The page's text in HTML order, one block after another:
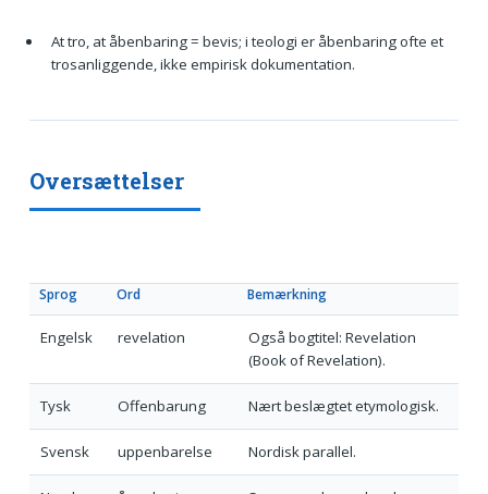
At tro, at åbenbaring = bevis; i teologi er åbenbaring ofte et
trosanliggende, ikke empirisk dokumentation.
Oversættelser
Sprog Ord Bemærkning
Engelsk revelation
Også bogtitel: Revelation
(Book of Revelation).
Tysk Offenbarung Nært beslægtet etymologisk.
Svensk uppenbarelse Nordisk parallel.